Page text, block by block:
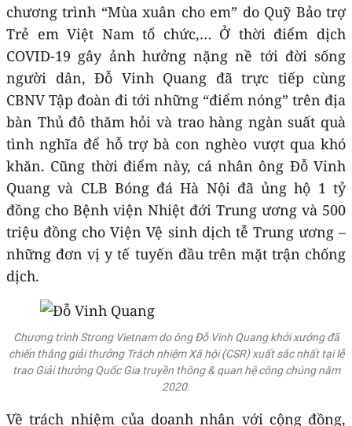
chương trình “Mùa xuân cho em” do Quỹ Bảo trợ
Trẻ em Việt Nam tổ chức,… Ở thời điểm dịch
COVID-19 gây ảnh hưởng nặng nề tới đời sống
người dân, Đỗ Vinh Quang đã trực tiếp cùng
CBNV Tập đoàn đi tới những “điểm nóng” trên địa
bàn Thủ đô thăm hỏi và trao hàng ngàn suất quà
tình nghĩa để hỗ trợ bà con nghèo vượt qua khó
khăn. Cũng thời điểm này, cá nhân ông Đỗ Vinh
Quang và CLB Bóng đá Hà Nội đã ủng hộ 1 tỷ
đồng cho Bệnh viện Nhiệt đới Trung ương và 500
triệu đồng cho Viện Vệ sinh dịch tễ Trung ương –
những đơn vị y tế tuyến đầu trên mặt trận chống
dịch.
Chương trình Strong Vietnam do ông Đỗ Vinh Quang khởi xướng đã
chiến thắng giải thưởng Trách nhiệm Xã hội (CSR) xuất sắc nhất tại lễ
trao Giải thưởng Quốc Gia truyền thông & quan hệ công chúng năm
2020.
Về trách nhiệm của doanh nhân với cộng đồng,